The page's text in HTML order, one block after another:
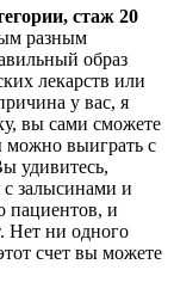
стаж 20
разным
образ
лекарств или
у вас, я
вы сами сможете
можно выиграть с
удивитесь,
с залысинами и
пациентов, и
Нет ни одного
счет вы можете